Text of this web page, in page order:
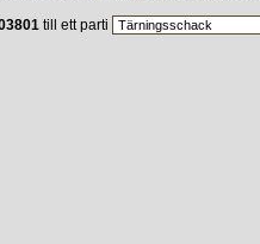
till ett parti